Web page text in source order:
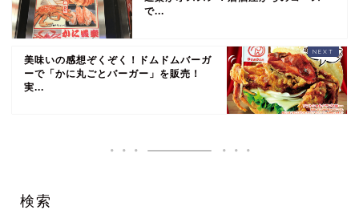
で...
美味いの感想ぞくぞく！ドムドムバーガ
ーで「かに丸ごとバーガー」を販売！
実...
検索